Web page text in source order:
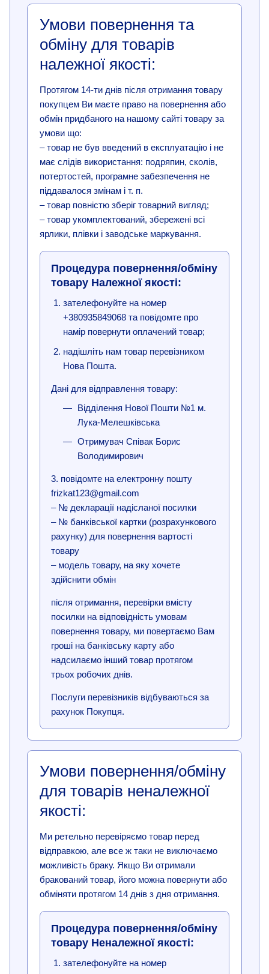
Умови повернення та
обміну для товарів
належної якості:
Протягом 14-ти днів після отримання товару
покупцем Ви маєте право на повернення або
обмін придбаного на нашому сайті товару за
умови що:
– товар не був введений в експлуатацію і не
має слідів використання: подряпин, сколів,
потертостей, програмне забезпечення не
піддавалося змінам і т. п.
– товар повністю зберіг товарний вигляд;
– товар укомплектований, збережені всі
ярлики, плівки і заводське маркування.
Процедура повернення/обміну
товару Належної якості:
зателефонуйте на номер
+380935849068 та повідомте про
намір повернути оплачений товар;
надішліть нам товар перевізником
Нова Пошта.
Дані для відправлення товару:
Відділення Нової Пошти №1 м.
Лука-Мелешківська
Отримувач Співак Борис
Володимирович
3. повідомте на електронну пошту
frizkat123@gmail.com
– № декларації надісланої посилки
– № банківської картки (розрахункового
рахунку) для повернення вартості
товару
– модель товару, на яку хочете
здійснити обмін
після отримання, перевірки вмісту
посилки на відповідність умовам
повернення товару, ми повертаємо Вам
гроші на банківську карту або
надсилаємо інший товар протягом
трьох робочих днів.
Послуги перевізників відбуваються за
рахунок Покупця.
Умови повернення/обміну
для товарів неналежної
якості:
Ми ретельно перевіряємо товар перед
відправкою, але все ж таки не виключаємо
можливість браку. Якщо Ви отримали
бракований товар, його можна повернути або
обміняти протягом 14 днів з дня отримання.
Процедура повернення/обміну
товару Неналежної якості:
зателефонуйте на номер